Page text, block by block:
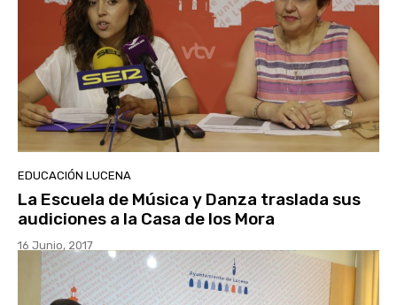
EDUCACIÓN LUCENA
La Escuela de Música y Danza traslada sus
audiciones a la Casa de los Mora
16 Junio, 2017